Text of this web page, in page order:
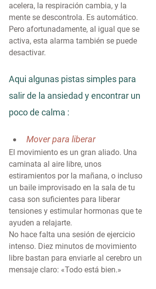
acelera, la respiración cambia, y la
mente se descontrola. Es automático.
Pero afortunadamente, al igual que se
activa, esta alarma también se puede
desactivar.
Aqui algunas pistas simples para
salir de la ansiedad y encontrar un
poco de calma :
Mover para liberar
El movimiento es un gran aliado. Una
caminata al aire libre, unos
estiramientos por la mañana, o incluso
un baile improvisado en la sala de tu
casa son suficientes para liberar
tensiones y estimular hormonas que te
ayuden a relajarte.
No hace falta una sesión de ejercicio
intenso. Diez minutos de movimiento
libre bastan para enviarle al cerebro un
mensaje claro: «Todo está bien.»